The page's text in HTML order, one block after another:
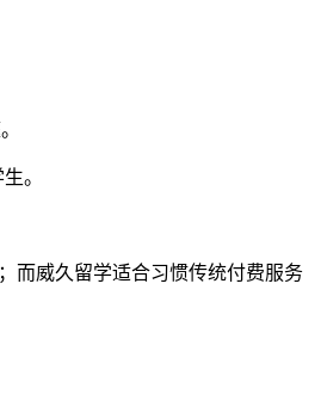
。
而威久留学适合习惯传统付费服务